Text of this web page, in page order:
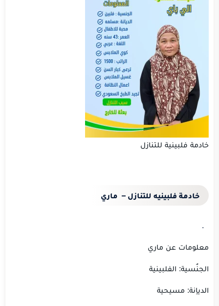
خادمة فلبينية للتنازل
خادمة فلبينيه للتنازل – ماري
.
معلومات عن ماري
الجنٌسية: الفلبينية
الدياِنة: مسيحية